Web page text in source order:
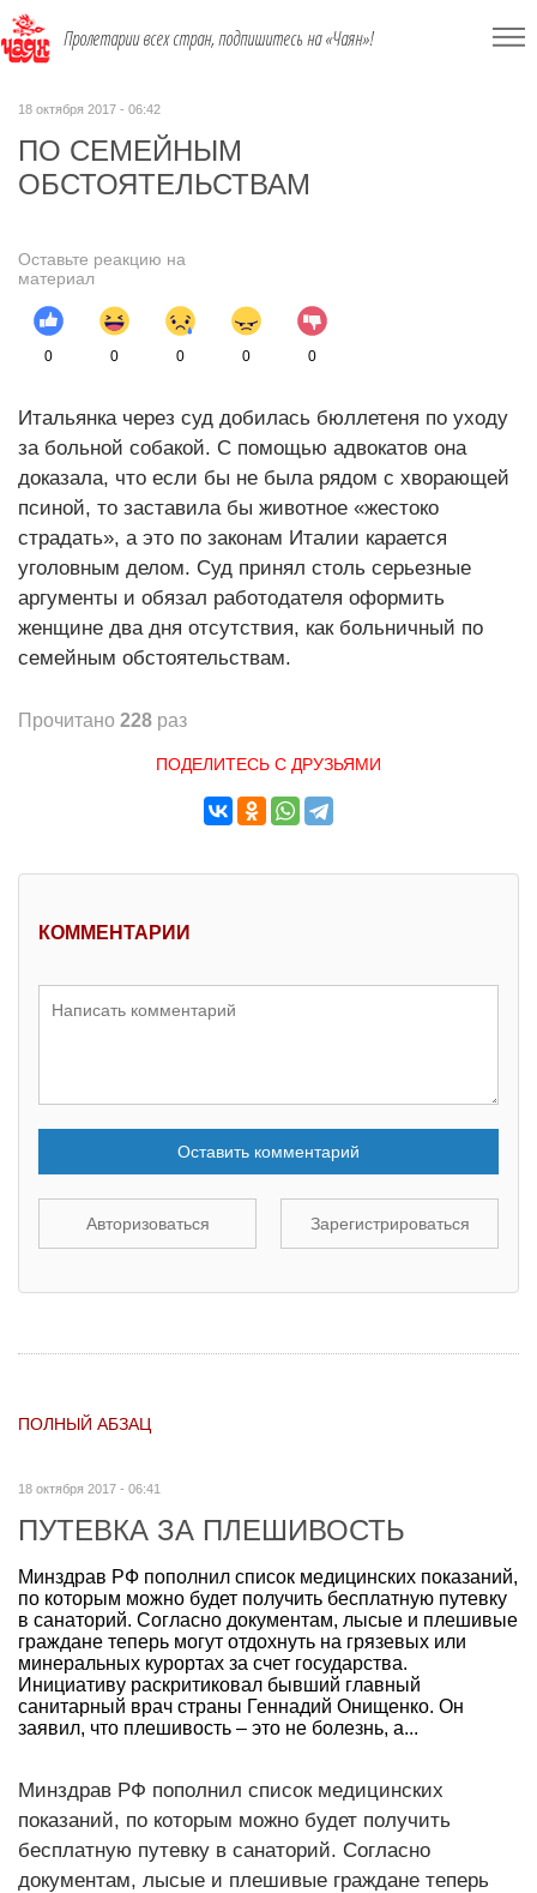
Пролетарии всех стран, подпишитесь на «Чаян»!
18 октября 2017 - 06:42
ПО СЕМЕЙНЫМ
ОБСТОЯТЕЛЬСТВАМ
Оставьте реакцию на
материал
0 0 0 0 0
Итальянка через суд добилась бюллетеня по уходу
за больной собакой. С помощью адвокатов она
доказала, что если бы не была рядом с хворающей
псиной, то заставила бы животное «жестоко
страдать», а это по законам Италии карается
уголовным делом. Суд принял столь серьезные
аргументы и обязал работодателя оформить
женщине два дня отсутствия, как больничный по
семейным обстоятельствам.
Прочитано 228 раз
ПОДЕЛИТЕСЬ С ДРУЗЬЯМИ
КОММЕНТАРИИ
Оставить комментарий
Авторизоваться Зарегистрироваться
ПОЛНЫЙ АБЗАЦ
18 октября 2017 - 06:41
ПУТЕВКА ЗА ПЛЕШИВОСТЬ
Минздрав РФ пополнил список медицинских показаний,
по которым можно будет получить бесплатную путевку
в санаторий. Согласно документам, лысые и плешивые
граждане теперь могут отдохнуть на грязевых или
минеральных курортах за счет государства.
Инициативу раскритиковал бывший главный
санитарный врач страны Геннадий Онищенко. Он
заявил, что плешивость – это не болезнь, а...
Минздрав РФ пополнил список медицинских
показаний, по которым можно будет получить
бесплатную путевку в санаторий. Согласно
документам, лысые и плешивые граждане теперь